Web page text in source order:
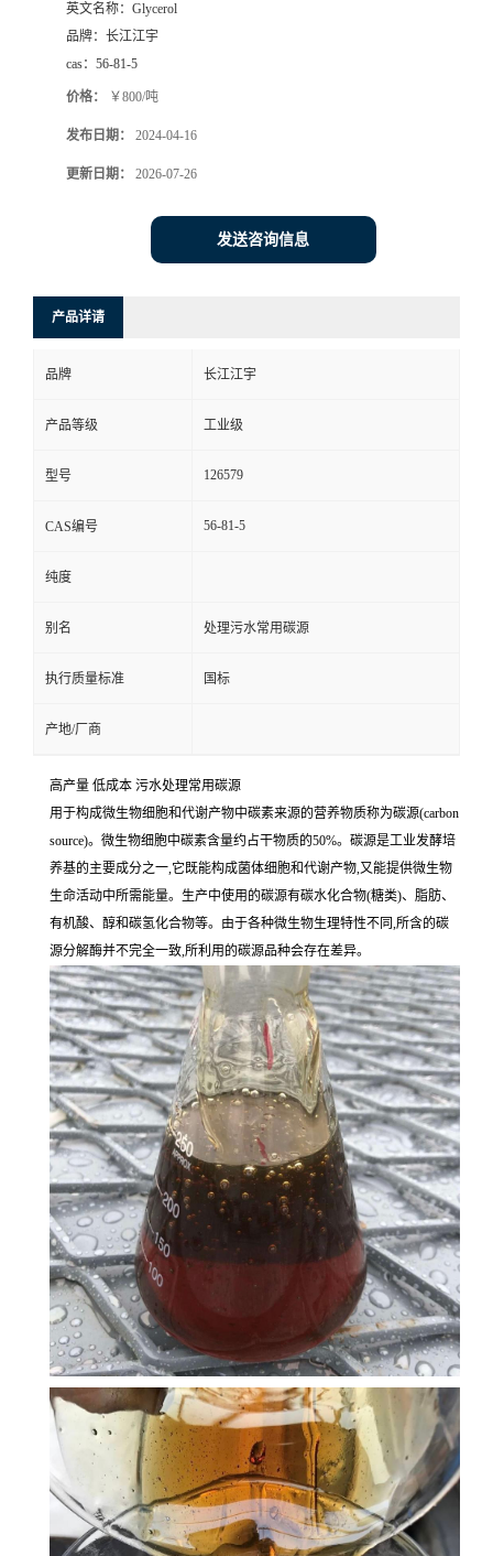
英文名称： Glycerol
品牌： 长江江宇
cas： 56-81-5
价格： ￥800/吨
发布日期： 2024-04-16
更新日期： 2026-07-26
发送咨询信息
产品详请
品牌 长江江宇
产品等级 工业级
型号 126579
CAS编号 56-81-5
纯度
别名 处理污水常用碳源
执行质量标准 国标
产地/厂商
高产量 低成本 污水处理常用碳源
用于构成微生物细胞和代谢产物中碳素来源的营养物质称为碳源(carbon
source)。微生物细胞中碳素含量约占干物质的50%。碳源是工业发酵培
养基的主要成分之一,它既能构成菌体细胞和代谢产物,又能提供微生物
生命活动中所需能量。生产中使用的碳源有碳水化合物(糖类)、脂肪、
有机酸、醇和碳氢化合物等。由于各种微生物生理特性不同,所含的碳
源分解酶并不完全一致,所利用的碳源品种会存在差异。